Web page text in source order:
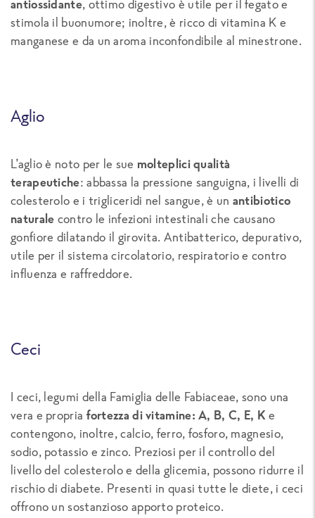
antiossidante, ottimo digestivo è utile per il fegato e
stimola il buonumore; inoltre, è ricco di vitamina K e
manganese e da un aroma inconfondibile al minestrone.
Aglio
L’aglio è noto per le sue molteplici qualità
terapeutiche: abbassa la pressione sanguigna, i livelli di
colesterolo e i trigliceridi nel sangue, è un antibiotico
naturale contro le infezioni intestinali che causano
gonfiore dilatando il girovita. Antibatterico, depurativo,
utile per il sistema circolatorio, respiratorio e contro
influenza e raffreddore.
Ceci
I ceci, legumi della Famiglia delle Fabiaceae, sono una
vera e propria fortezza di vitamine: A, B, C, E, Ke
contengono, inoltre, calcio, ferro, fosforo, magnesio,
sodio, potassio e zinco. Preziosi per il controllo del
livello del colesterolo e della glicemia, possono ridurre il
rischio di diabete. Presenti in quasi tutte le diete, i ceci
offrono un sostanzioso apporto proteico.